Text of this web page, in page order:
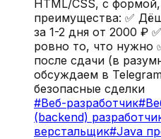
HTML/CSS, с
преимущества: ✅
за 1-2 дня от 2000 ₽
ровно то, что нужно
после сдачи (в
обсуждаем в
безопасные сделки
#Веб-разработчик#
(backend)
верстальщик#Java